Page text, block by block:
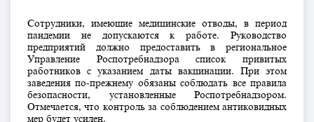
Сотрудники, имеющие медицинские отводы, в период
пандемии не допускаются к работе. Руководство
предприятий должно предоставить в региональное
Управление Роспотребнадзора список привитых
работников с указанием даты вакцинации. При этом
заведения по-прежнему обязаны соблюдать все правила
безопасности, установленные Роспотребнадзором.
Отмечается, что контроль за соблюдением антиковидных
мер будет усилен.